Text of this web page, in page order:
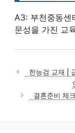
A3: 부천중동센
문성을 가진 교
한능검 교재 |
결혼준비 체